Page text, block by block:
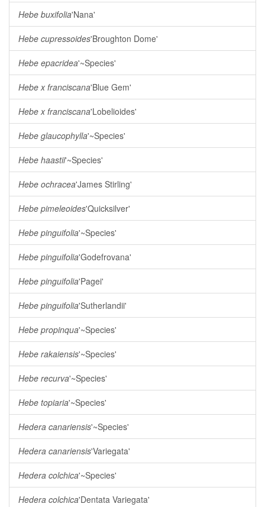
Hebe buxifolia'Nana'
Hebe cupressoides'Broughton Dome'
Hebe epacridea'~Species'
Hebe x franciscana'Blue Gem'
Hebe x franciscana'Lobelioides'
Hebe glaucophylla'~Species'
Hebe haastii'~Species'
Hebe ochracea'James Stirling'
Hebe pimeleoides'Quicksilver'
Hebe pinguifolia'~Species'
Hebe pinguifolia'Godefrovana'
Hebe pinguifolia'Pagei'
Hebe pinguifolia'Sutherlandii'
Hebe propinqua'~Species'
Hebe rakaiensis'~Species'
Hebe recurva'~Species'
Hebe topiaria'~Species'
Hedera canariensis'~Species'
Hedera canariensis'Variegata'
Hedera colchica'~Species'
Hedera colchica'Dentata Variegata'